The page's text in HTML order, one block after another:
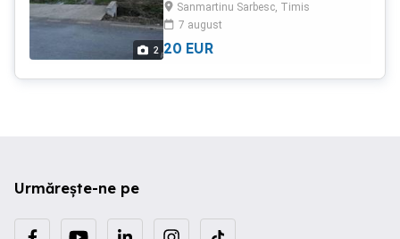
2
Sanmartinu Sarbesc, Timis
7 august
20 EUR
Urmărește-ne pe